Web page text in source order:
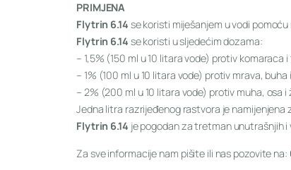
PRIMJENA
Flytrin 6.14 se koristi miješanjem u vodi
Flytrin 6.14 se koristi u sljedećim dozama:
– 1,5% (150 ml u 10 litara vode) protiv komaraca
– 1% (100 ml u 10 litara vode) protiv mrava, buha
– 2% (200 ml u 10 litara vode) protiv muha, osa i
Jedna litra razrijeđenog rastvora je
Flytrin 6.14 je pogodan za tretman unutrašnjih i
Za sve informacije nam pišite ili nas pozovite na: